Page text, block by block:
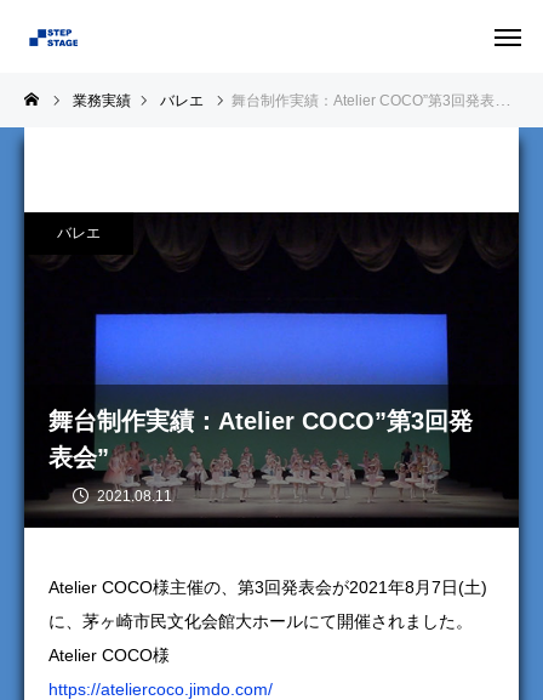
業務実績 バレエ 舞台制作実績：Atelier COCO”第3回発表会”
舞台制作実績：Atelier COCO”第3回発
表会”
2021.08.11
バレエ
Atelier COCO様主催の、第3回発表会が2021年8月7日(土)
に、茅ヶ崎市民文化会館大ホールにて開催されました。
Atelier COCO様
https://ateliercoco.jimdo.com/